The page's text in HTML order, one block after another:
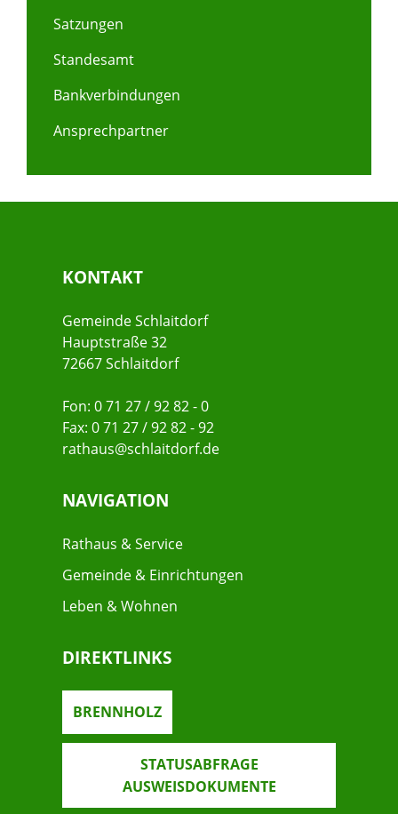
Satzungen
Standesamt
Bankverbindungen
Ansprechpartner
KONTAKT
Gemeinde Schlaitdorf
Hauptstraße 32
72667 Schlaitdorf
Fon: 0 71 27 / 92 82 - 0
Fax: 0 71 27 / 92 82 - 92
rathaus@schlaitdorf.de
NAVIGATION
Rathaus & Service
Gemeinde & Einrichtungen
Leben & Wohnen
DIREKTLINKS
BRENNHOLZ
STATUSABFRAGE
AUSWEISDOKUMENTE